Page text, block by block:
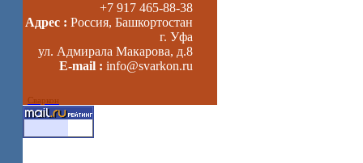
+7 917 465-88-38
Адрес : Россия, Башкортостан
г. Уфа
ул. Адмирала Макарова, д.8
E-mail : info@svarkon.ru
Сваркон